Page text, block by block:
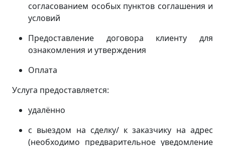
согласованием особых пунктов соглашения и
условий
Предоставление договора клиенту для
ознакомления и утверждения
Оплата
Услуга предоставляется:
удалённо
с выездом на сделку/ к заказчику на адрес
(необходимо предварительное уведомление